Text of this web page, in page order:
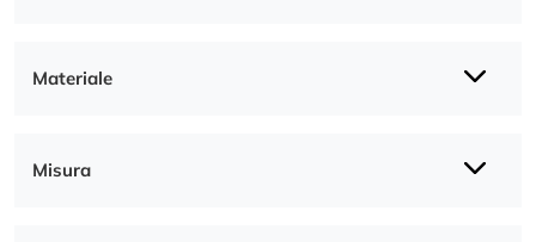
Materiale
Misura